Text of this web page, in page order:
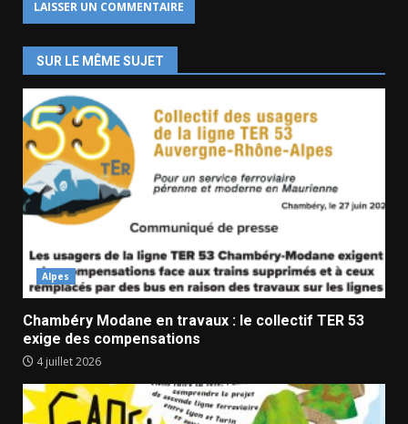
SUR LE MÊME SUJET
Alpes
Chambéry Modane en travaux : le collectif TER 53
exige des compensations
4 juillet 2026